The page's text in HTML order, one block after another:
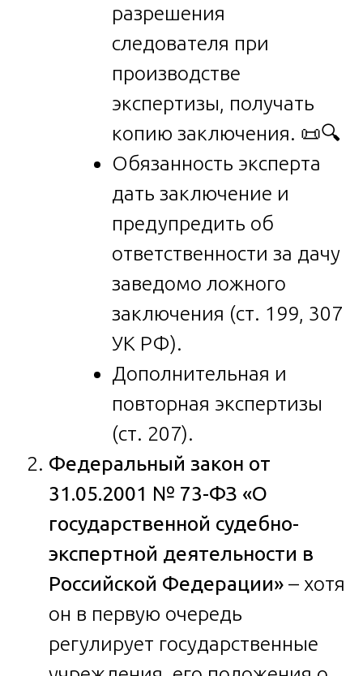
разрешения
следователя при
производстве
экспертизы, получать
копию заключения. 📜🔍
Обязанность эксперта
дать заключение и
предупредить об
ответственности за дачу
заведомо ложного
заключения (ст. 199, 307
УК РФ).
Дополнительная и
повторная экспертизы
(ст. 207).
Федеральный закон от
31.05.2001 № 73-ФЗ «О
государственной судебно-
экспертной деятельности в
Российской Федерации» – хотя
он в первую очередь
регулирует государственные